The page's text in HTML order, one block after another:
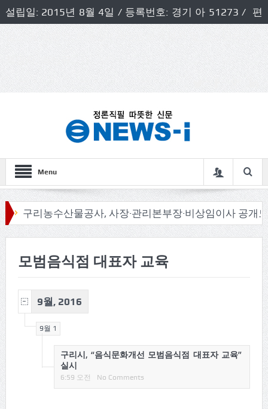
설립일: 2015년 8월 4일 / 등록번호: 경기 아 51273 / 편
집인 및 발행인: 허득천 / 개인정보책임자 및 청소년보호호
책임자: 최상규
Menu
구리농수산물공사, 사장·관리본부장·비상임이사 공개모집
모범음식점 대표자 교육
9월, 2016
9월 1
구리시, “음식문화개선 모범음식점 대표자 교육”
실시
6:59 오전 No Comments